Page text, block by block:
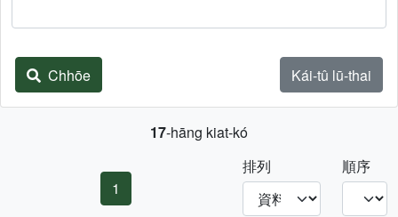
Chhōe Kái-tû lū-thai
17-hāng kiat-kó
1
排列 順序